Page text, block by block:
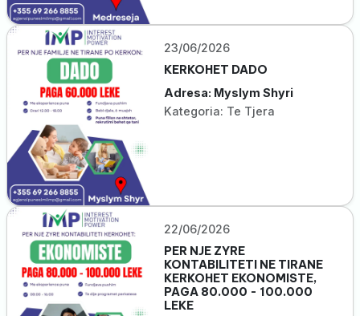
23/06/2026
KERKOHET DADO
Adresa: Myslym Shyri
Kategoria: Te Tjera
22/06/2026
PER NJE ZYRE
KONTABILITETI NE TIRANE
KERKOHET EKONOMISTE,
PAGA 80.000 - 100.000
LEKE